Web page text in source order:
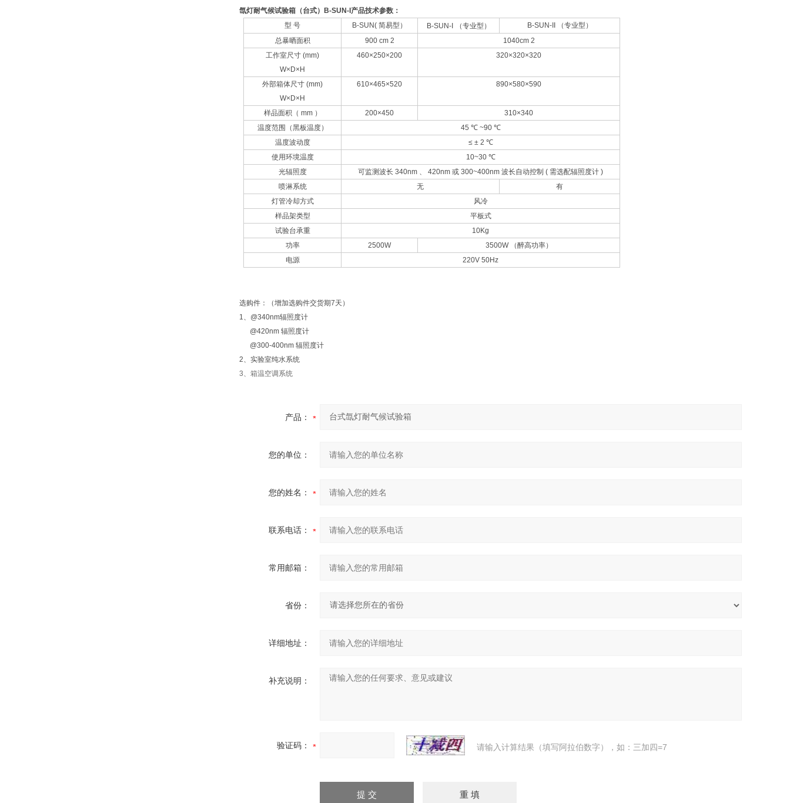
氙灯耐气候试验箱（台式）B-SUN-I产品技术参数：
型 号
B-SUN( 简易型） B-SUN-I （专业型） B-SUN-II
（专业型）
总暴晒面积
900 cm 2
1040cm 2
工作室尺寸 (mm)
W×D×H
460×250×200 320×320×320
外部箱体尺寸 (mm)
W×D×H
610×465×520 890×580×590
样品面积（ mm ） 200×450
310×340
温度范围（黑板温度）
45 ℃ ~90 ℃
温度波动度
≤ ± 2 ℃
使用环境温度
10~30 ℃
光辐照度
可监测波长 340nm 、 420nm 或 300~400nm 波长自动控制 ( 需选配辐照度计 )
喷淋系统
无
有
灯管冷却方式
风冷
样品架类型
平板式
试验台承重
10Kg
功率
2500W 3500W （醉高功率）
电源
220V 50Hz
选购件：（增加选购件交货期7天）
1、@340nm辐照度计
@420nm 辐照度计
@300-400nm 辐照度计
2、实验室纯水系统
3、箱温空调系统
产品：
您的单位：
您的姓名：
联系电话：
常用邮箱：
省份：
详细地址：
补充说明：
验证码： 请输入计算结果（填写阿拉伯数字），如：三加四=7